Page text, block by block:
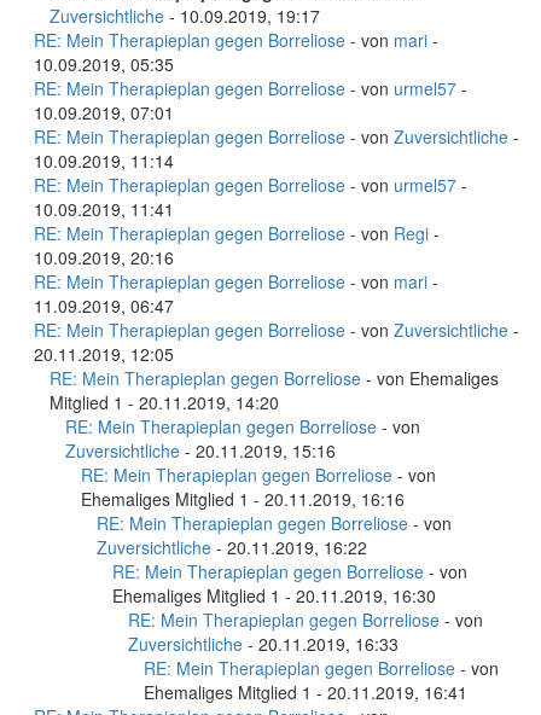
Zuversichtliche - 10.09.2019, 19:17
RE: Mein Therapieplan gegen Borreliose - von mari -
10.09.2019, 05:35
RE: Mein Therapieplan gegen Borreliose - von urmel57 -
10.09.2019, 07:01
RE: Mein Therapieplan gegen Borreliose - von Zuversichtliche -
10.09.2019, 11:14
RE: Mein Therapieplan gegen Borreliose - von urmel57 -
10.09.2019, 11:41
RE: Mein Therapieplan gegen Borreliose - von Regi -
10.09.2019, 20:16
RE: Mein Therapieplan gegen Borreliose - von mari -
11.09.2019, 06:47
RE: Mein Therapieplan gegen Borreliose - von Zuversichtliche -
20.11.2019, 12:05
RE: Mein Therapieplan gegen Borreliose - von Ehemaliges
Mitglied 1 - 20.11.2019, 14:20
RE: Mein Therapieplan gegen Borreliose - von
Zuversichtliche - 20.11.2019, 15:16
RE: Mein Therapieplan gegen Borreliose - von
Ehemaliges Mitglied 1 - 20.11.2019, 16:16
RE: Mein Therapieplan gegen Borreliose - von
Zuversichtliche - 20.11.2019, 16:22
RE: Mein Therapieplan gegen Borreliose - von
Ehemaliges Mitglied 1 - 20.11.2019, 16:30
RE: Mein Therapieplan gegen Borreliose - von
Zuversichtliche - 20.11.2019, 16:33
RE: Mein Therapieplan gegen Borreliose - von
Ehemaliges Mitglied 1 - 20.11.2019, 16:41